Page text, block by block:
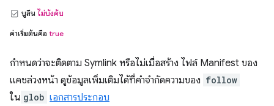
บูลีน ไม่บังคับ
ค่าเริ่มต้นคือ true
กำหนดว่าจะติดตาม Symlink หรือไม่เมื่อสร้าง ไฟล์ Manifest ของ
แคชล่วงหน้า ดูข้อมูลเพิ่มเติมได้ที่คำจำกัดความของ follow
ใน glob เอกสารประกอบ